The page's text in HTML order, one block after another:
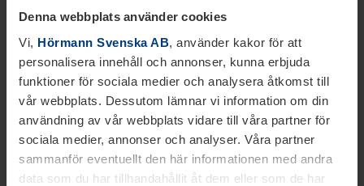
Denna webbplats använder cookies
Vi, Hörmann Svenska AB, använder kakor för att
personalisera innehåll och annonser, kunna erbjuda
funktioner för sociala medier och analysera åtkomst till
vår webbplats. Dessutom lämnar vi information om din
användning av vår webbplats vidare till våra partner för
sociala medier, annonser och analyser. Våra partner
sammanför eventuellt den här informationen med andra
data som du har tillhandahållit åt dem eller som de har